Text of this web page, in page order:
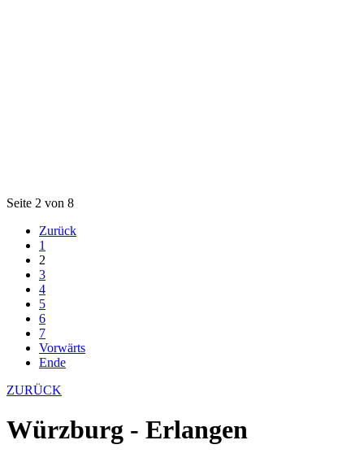
Seite 2 von 8
Zurück
1
2
3
4
5
6
7
Vorwärts
Ende
ZURÜCK
Würzburg - Erlangen